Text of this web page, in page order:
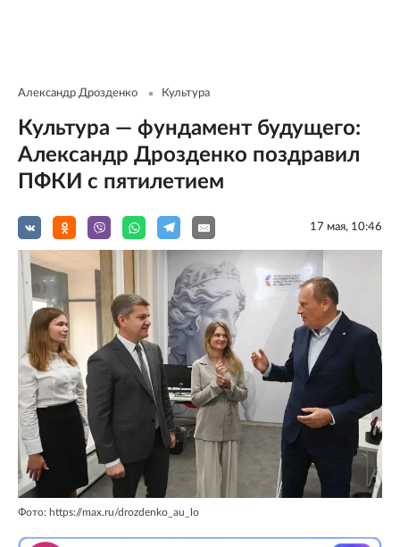
Александр Дрозденко Культура
Культура — фундамент будущего:
Александр Дрозденко поздравил
ПФКИ с пятилетием
17 мая, 10:46
Фото: https://max.ru/drozdenko_au_lo